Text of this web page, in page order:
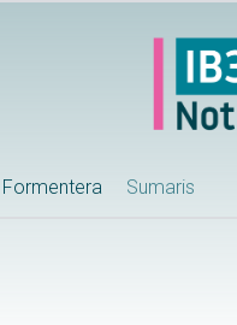
Formentera Sumaris